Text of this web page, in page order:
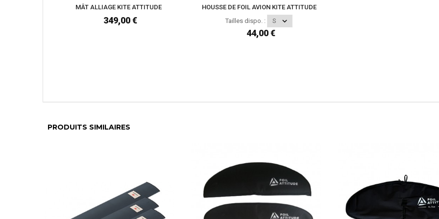
MÂT ALLIAGE KITE ATTITUDE
349,00 €
HOUSSE DE FOIL AVION KITE ATTITUDE
Tailles dispo. :
44,00 €
PRODUITS SIMILAIRES